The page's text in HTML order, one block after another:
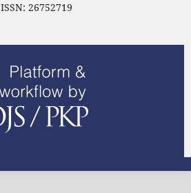
ISSN: 26752719